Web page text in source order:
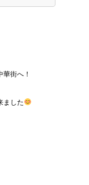
街へ！
ました